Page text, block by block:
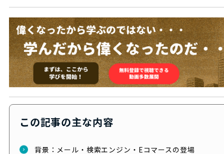
この記事の主な内容
背景：メール・検索エンジン・Eコマースの登場